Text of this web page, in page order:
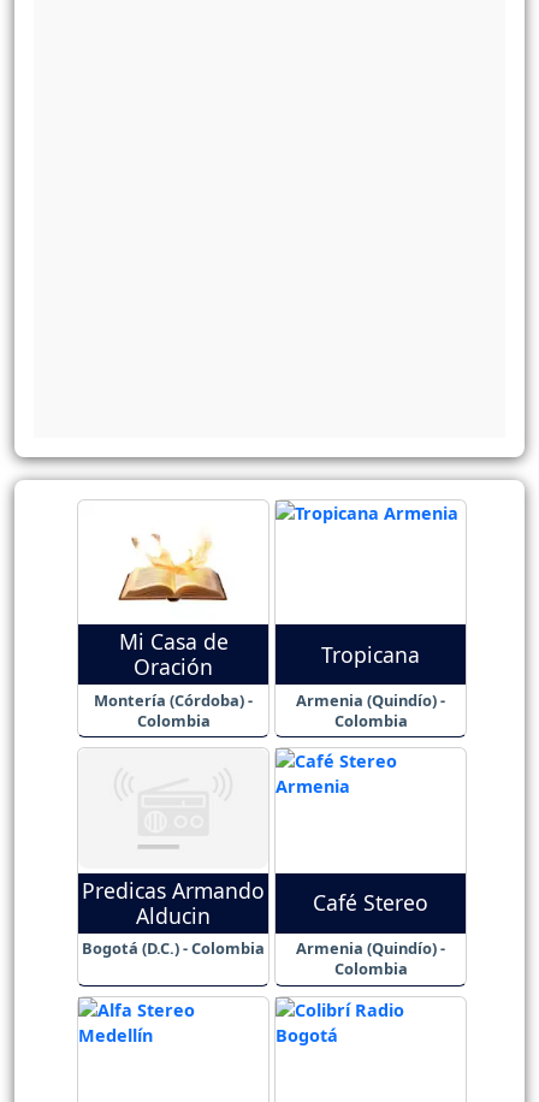
Mi Casa de
Oración
Montería (Córdoba) -
Colombia
Tropicana
Armenia (Quindío) -
Colombia
Predicas Armando
Alducin
Bogotá (D.C.) - Colombia
Café Stereo
Armenia (Quindío) -
Colombia